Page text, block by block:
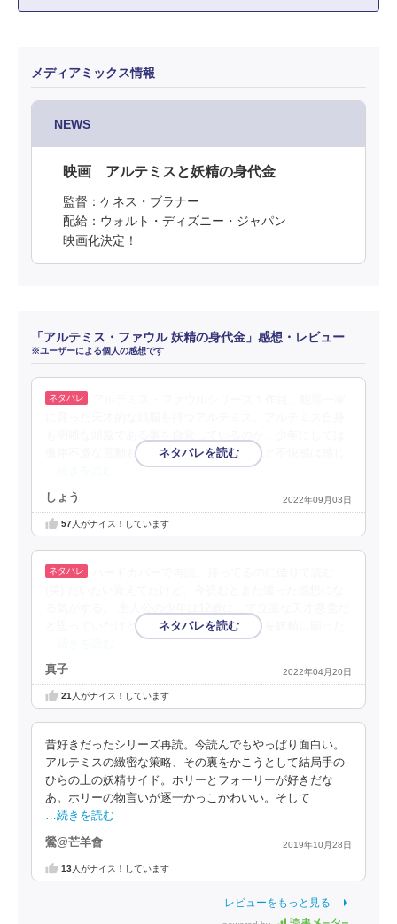
メディアミックス情報
NEWS
映画 アルテミスと妖精の身代金
監督：ケネス・ブラナー
配給：ウォルト・ディズニー・ジャパン
映画化決定！
「アルテミス・ファウル 妖精の身代金」感想・レビュー
※ユーザーによる個人の感想です
傲岸不遜な言動も時折見られるが、不思議と不快感は感じ
しょう 2022年09月03日
57人がナイス！しています
と思っていたけど、母親を正常に戻すことを妖精に願った
真子 2022年04月20日
21 人がナイス！しています
昔好きだったシリーズ再読。今読んでもやっぱり面白い。
アルテミスの緻密な策略、その裏をかこうとして結局手の
ひらの上の妖精サイド。ホリーとフォーリーが好きだな
あ。ホリーの物言いが逐一かっこかわいい。そして
…続きを読む
鶯@芒羊會 2019年10月28日
13人がナイス！しています
レビューをもっと見る